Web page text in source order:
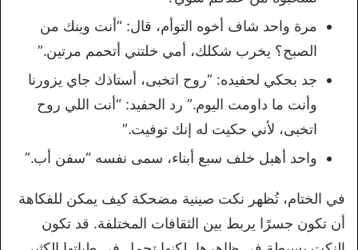
مرة واحد شاف أخوه التوأم، قال: “أنت وينك من
الصبح؟ يخرب شكلك، أمي خلتني أتحمم مرتين.”
جد بحكي لحفيده: “روح اتخبى، أستاذك جاي يزورنا
وأنت ما داومت اليوم.” رد الحفيد: “أنت اللي روح
اتخبى، لأني حكيت له إنك توفيت.”
واحد أهبل خلف سبع أبناء، سمى نفسه “سفن أب.”
في الختام، تُظهر نكت صينية مضحكة كيف يمكن للفكاهة
أن تكون جسرًا يربط بين الثقافات المختلفة. قد تكون